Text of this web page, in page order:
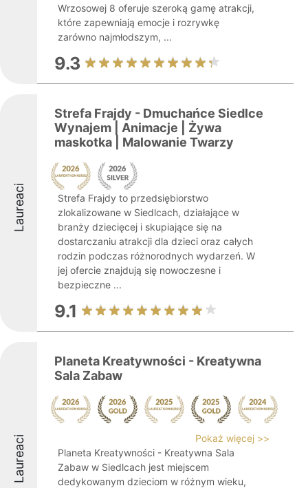
Wrzosowej 8 oferuje szeroką gamę atrakcji,
które zapewniają emocje i rozrywkę
zarówno najmłodszym, ...
9.3
Laureaci
Strefa Frajdy - Dmuchańce Siedlce
Wynajem | Animacje | Żywa
maskotka | Malowanie Twarzy
Strefa Frajdy to przedsiębiorstwo
zlokalizowane w Siedlcach, działające w
branży dziecięcej i skupiające się na
dostarczaniu atrakcji dla dzieci oraz całych
rodzin podczas różnorodnych wydarzeń. W
jej ofercie znajdują się nowoczesne i
bezpieczne ...
9.1
Laureaci
Planeta Kreatywności - Kreatywna
Sala Zabaw
Pokaż więcej >>
Planeta Kreatywności - Kreatywna Sala
Zabaw w Siedlcach jest miejscem
dedykowanym dzieciom w różnym wieku,